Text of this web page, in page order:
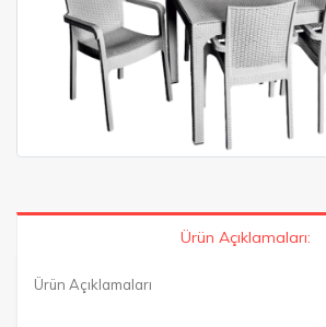
Ürün Açıklamaları:
Ürün Açıklamaları